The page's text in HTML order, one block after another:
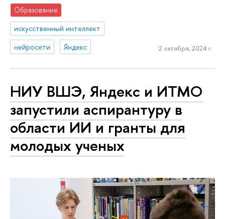
Образование
искусственный интеллект
нейросети
Яндекс 2 октября, 2024 г.
НИУ ВШЭ, Яндекс и ИТМО
запустили аспирантуру в
области ИИ и гранты для
молодых ученых